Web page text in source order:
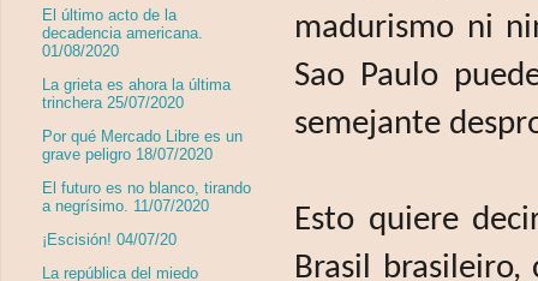
madurismo ni
Sao Paulo
semejante
Esto quiere
Brasil brasileiro,
El último acto de la
decadencia americana.
01/08/2020
La grieta es ahora la última
trinchera 25/07/2020
Por qué Mercado Libre es un
grave peligro 18/07/2020
El futuro es no blanco, tirando
a negrísimo. 11/07/2020
¡Escisión! 04/07/20
La república del miedo